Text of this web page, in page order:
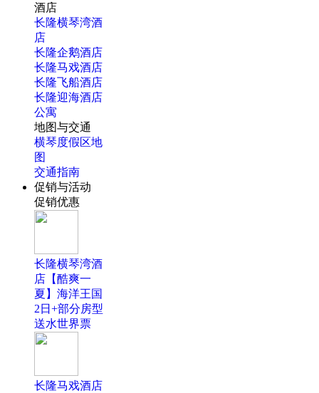
酒店
长隆横琴湾酒
店
长隆企鹅酒店
长隆马戏酒店
长隆飞船酒店
长隆迎海酒店
公寓
地图与交通
横琴度假区地
图
交通指南
促销与活动
促销优惠
长隆横琴湾酒
店【酷爽一
夏】海洋王国
2日+部分房型
送水世界票
长隆马戏酒店